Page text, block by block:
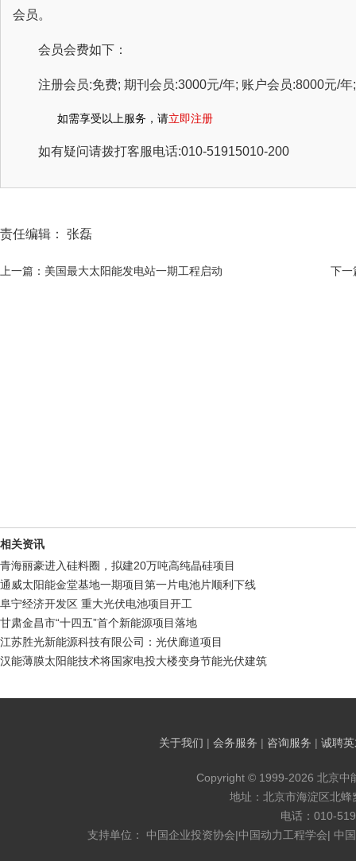
会员。
会员会费如下：
注册会员:免费; 期刊会员:3000元/年; 账户会员:8000元/
如需享受以上服务，请立即注册
如有疑问请拨打客服电话:010-51915010-200
责任编辑： 张磊
上一篇：美国最大太阳能发电站一期工程启动 下一
相关资讯
青海丽豪进入硅料圈，拟建20万吨高纯晶硅项目
通威太阳能金堂基地一期项目第一片电池片顺利下线
阜宁经济开发区 重大光伏电池项目开工
甘肃金昌市“十四五”首个新能源项目落地
江苏胜光新能源科技有限公司：光伏廊道项目
汉能薄膜太阳能技术将国家电投大楼变身节能光伏建筑
关于我们 | 会务服务 | 咨询服务 | 诚聘
Copyright © 1999-2026 北京中
地址：北京市海淀区北
电话：010-
支持单位： 中国企业投资协会|中国动力工程学会| 中